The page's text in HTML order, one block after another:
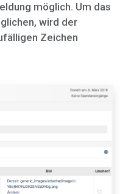
möglich. Um das
wird der
Zeichen